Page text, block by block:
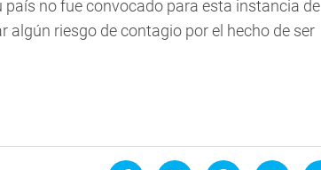
no fue convocado para esta instancia de
algún riesgo de contagio por el hecho de ser